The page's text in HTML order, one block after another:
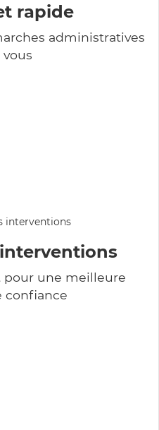
rapide
administratives
pour une meilleure
confiance